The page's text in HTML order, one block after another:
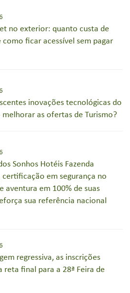
no exterior: quanto custa de
como ficar acessível sem pagar
inovações tecnológicas do
melhorar as ofertas de Turismo?
Sonhos Hotéis Fazenda
certificação em segurança no
aventura em 100% de suas
sua referência nacional
regressiva, as inscrições
reta final para a 28ª Feira de